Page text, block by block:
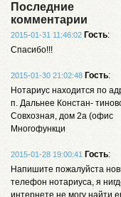
Последние
комментарии
2015-01-31 11:46:02 Гость:
Спасибо!!!
2015-01-30 21:02:48 Гость:
Нотариус находится по
п. Дальнее Констан-
Совхозная, дом 2а (офис
Многофункци
2015-01-28 19:00:41 Гость:
Напишите пожалуйста
телефон нотариуса, я
интернете не могу найти